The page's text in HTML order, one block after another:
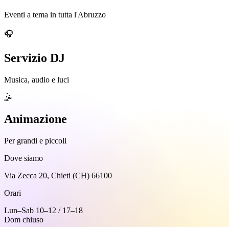
Eventi a tema in tutta l'Abruzzo
🎧
Servizio DJ
Musica, audio e luci
🤹
Animazione
Per grandi e piccoli
Dove siamo
Via Zecca 20, Chieti (CH) 66100
Orari
Lun–Sab 10–12 / 17–18
Dom chiuso